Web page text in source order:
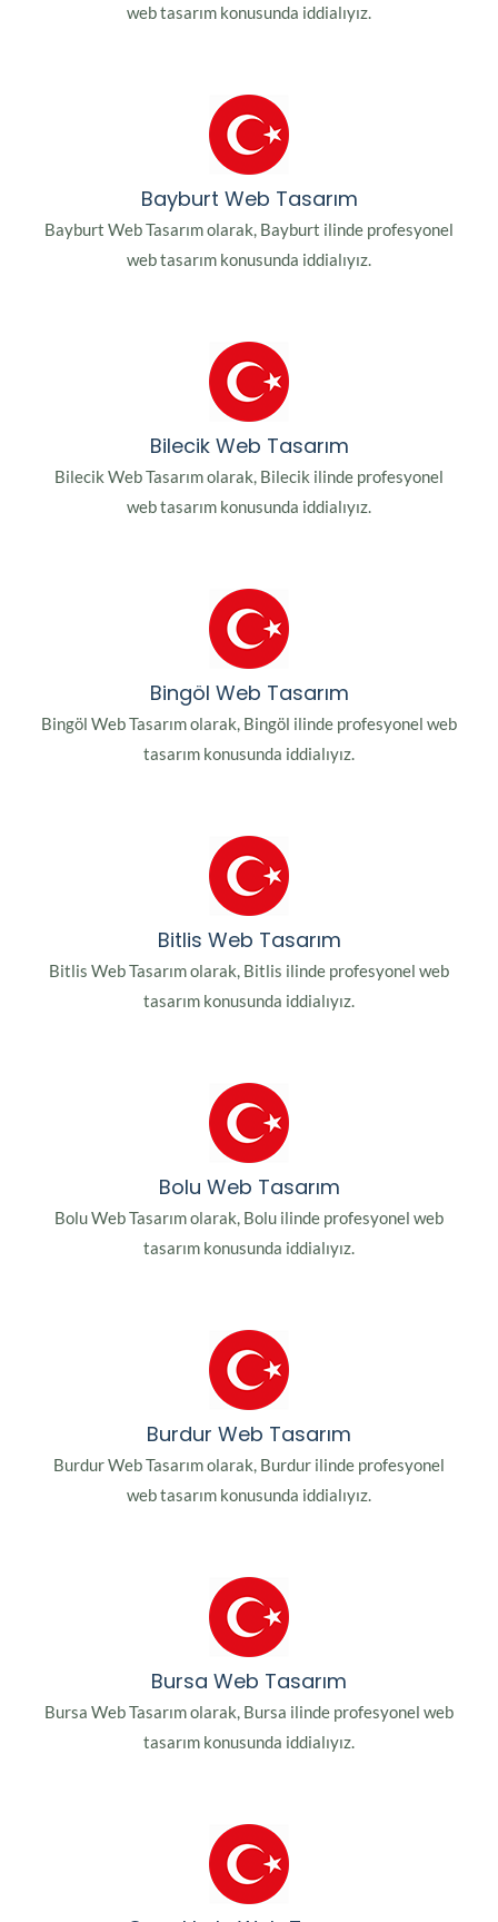
web tasarım konusunda iddialıyız.
Bayburt Web Tasarım
Bayburt Web Tasarım olarak, Bayburt ilinde profesyonel
web tasarım konusunda iddialıyız.
Bilecik Web Tasarım
Bilecik Web Tasarım olarak, Bilecik ilinde profesyonel
web tasarım konusunda iddialıyız.
Bingöl Web Tasarım
Bingöl Web Tasarım olarak, Bingöl ilinde profesyonel web
tasarım konusunda iddialıyız.
Bitlis Web Tasarım
Bitlis Web Tasarım olarak, Bitlis ilinde profesyonel web
tasarım konusunda iddialıyız.
Bolu Web Tasarım
Bolu Web Tasarım olarak, Bolu ilinde profesyonel web
tasarım konusunda iddialıyız.
Burdur Web Tasarım
Burdur Web Tasarım olarak, Burdur ilinde profesyonel
web tasarım konusunda iddialıyız.
Bursa Web Tasarım
Bursa Web Tasarım olarak, Bursa ilinde profesyonel web
tasarım konusunda iddialıyız.